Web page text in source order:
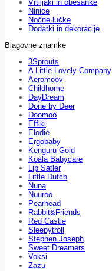
Vrtiljaki in obešanke
Ninice
Nočne lučke
Dodatki in dekoracije
Blagovne znamke
3Sprouts
A Little Lovely Company
Aeromoov
Childhome
DayDream
Done by Deer
Doomoo
Effiki
Elodie
Ergobaby
Kenguru Gold
Koala Babycare
Lip Satler
Little Dutch
Nuna
Nuuroo
Pearhead
Rabbit&Friends
Red Castle
Sleepytroll
Stephen Joseph
Sweet Dreamers
Voksi
Zazu